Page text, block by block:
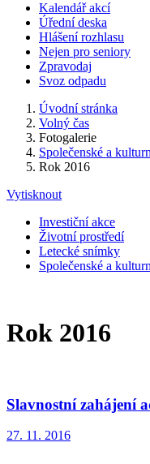
Kalendář akcí
Úřední deska
Hlášení rozhlasu
Nejen pro seniory
Zpravodaj
Svoz odpadu
Úvodní stránka
Volný čas
Fotogalerie
Společenské a
Rok 2016
Vytisknout
Investiční akce
Životní prostředí
Letecké snímky
Společenské a
Rok 2016
Slavnostní zahájení
27. 11. 2016